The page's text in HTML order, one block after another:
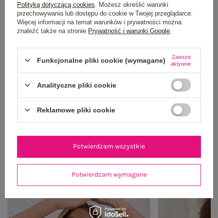
warstwowe stylizacje.
Czy bluzki basic pasują do każdej sylwetki?
typów figur.
Dlaczego warto mieć bluzki basic?
Bo stanowią uniwersalną bazę garderoby i ułatwiają tworzenie
Pokaż więcej wpisów zMaj 2026
POLECANE
Polityką dotyczącą cookies . Możesz określić warunki
przechowywania lub dostępu do cookie w Twojej przeglądarce.
Więcej informacji na temat warunków i prywatności można
znaleźć także na stronie Prywatność i warunki Google
Funkcjonalne pliki cookie (wymagane)
Zawsze
aktywne
Analityczne pliki cookie
Reklamowe pliki cookie
Potwierdzam wymagane
Potwierdzam wszystkie